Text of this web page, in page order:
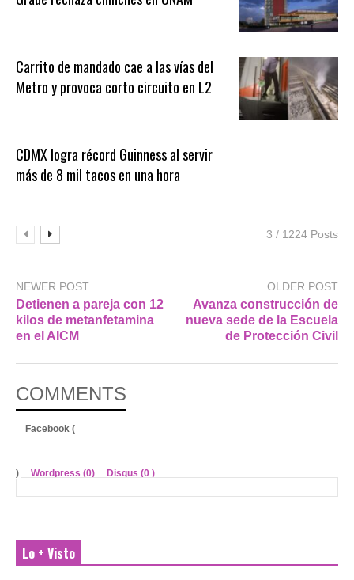
Carrito de mandado cae a las vías del
Metro y provoca corto circuito en L2
CDMX logra récord Guinness al servir
más de 8 mil tacos en una hora
3 / 1224 Posts
NEWER POST
Detienen a pareja con 12
kilos de metanfetamina
en el AICM
OLDER POST
Avanza construcción de
nueva sede de la Escuela
de Protección Civil
COMMENTS
Facebook (
) Wordpress (0) Disqus (0 )
Lo + Visto